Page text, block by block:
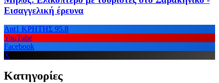
Εισαγγελική έρευνα
Ant1 ΚΡΗΤΗΣ 95.8
YouTube
Facebook
X
Κατηγορίες